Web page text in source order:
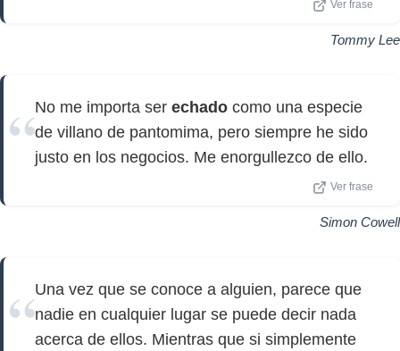
Ver frase
Tommy Lee
No me importa ser echado como una especie
de villano de pantomima, pero siempre he sido
justo en los negocios. Me enorgullezco de ello.
Ver frase
Simon Cowell
Una vez que se conoce a alguien, parece que
nadie en cualquier lugar se puede decir nada
acerca de ellos. Mientras que si simplemente